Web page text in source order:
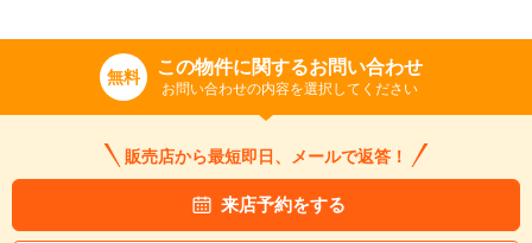
無料 この物件に関するお問い合わせ
お問い合わせの内容を選択してください
販売店から最短即日、メールで返答！
来店予約をする